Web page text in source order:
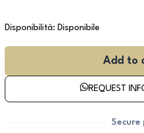
Disponibilità: Disponibile
Add to
REQUEST
Secure